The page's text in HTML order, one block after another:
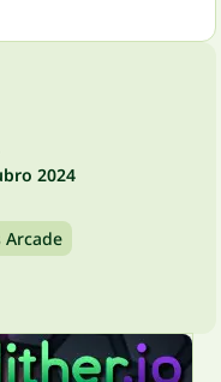
2024
Arcade